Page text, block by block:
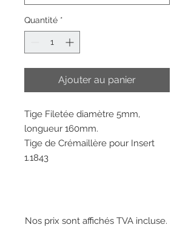
Quantité *
Ajouter au panier
Tige Filetée diamètre 5mm,
longueur 160mm.
Tige de Crémaillère pour Insert
1.1843
Nos prix sont affichés TVA incluse.